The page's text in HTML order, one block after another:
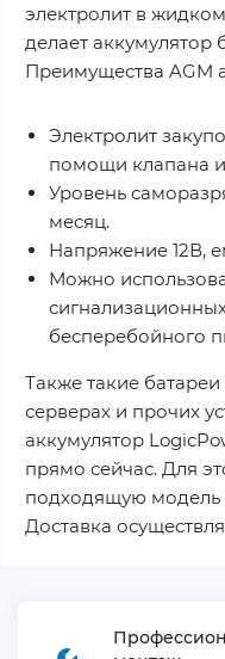
электролит в
делает
Преимущества AGM
Электролит
помощи клапана
Уровень
месяц.
Напряжение 12В,
Можно
бесперебойного
Также такие
серверах и прочих
аккумулятор
прямо сейчас. Для
подходящую модель
Доставка